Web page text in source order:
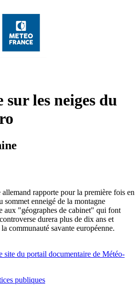
sur les neiges du
rapporte pour la première fois en
sommet enneigé de la montagne
aux "géographes de cabinet" qui font
durera plus de dix ans et
communauté savante européenne.
site du portail documentaire de Météo-
publiques